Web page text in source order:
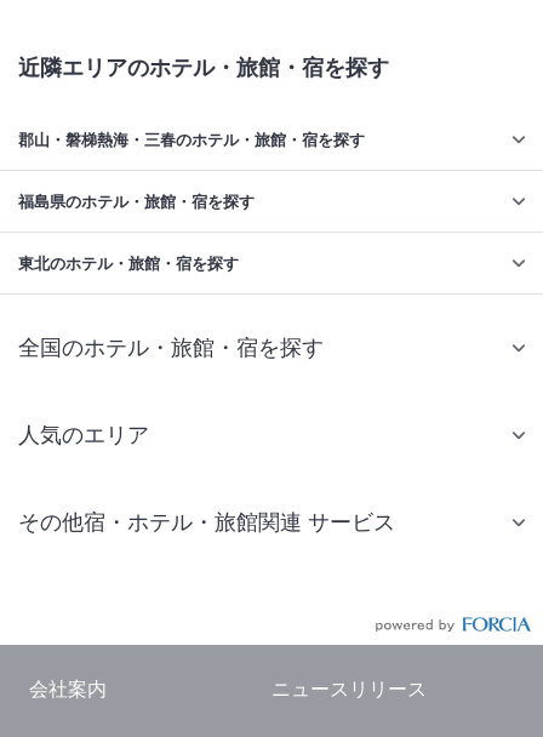
近隣エリアのホテル・旅館・宿を探す
郡山・磐梯熱海・三春のホテル・旅館・宿を探す
福島県のホテル・旅館・宿を探す
東北のホテル・旅館・宿を探す
全国のホテル・旅館・宿を探す
人気のエリア
仙台 ホテル
東京ドーム ホテル
その他宿・ホテル・旅館関連 サービス
会社案内 ニュースリリース